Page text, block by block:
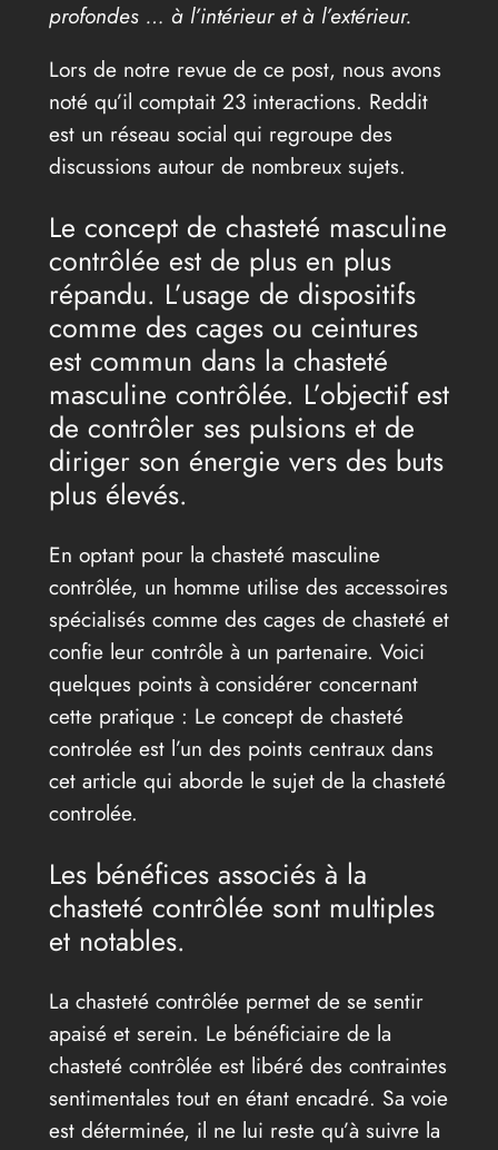
profondes … à l’intérieur et à l’extérieur.
Lors de notre revue de ce post, nous avons
noté qu’il comptait 23 interactions. Reddit
est un réseau social qui regroupe des
discussions autour de nombreux sujets.
Le concept de chasteté masculine
contrôlée est de plus en plus
répandu. L’usage de dispositifs
comme des cages ou ceintures
est commun dans la chasteté
masculine contrôlée. L’objectif est
de contrôler ses pulsions et de
diriger son énergie vers des buts
plus élevés.
En optant pour la chasteté masculine
contrôlée, un homme utilise des accessoires
spécialisés comme des cages de chasteté et
confie leur contrôle à un partenaire. Voici
quelques points à considérer concernant
cette pratique : Le concept de chasteté
controlée est l’un des points centraux dans
cet article qui aborde le sujet de la chasteté
controlée.
Les bénéfices associés à la
chasteté contrôlée sont multiples
et notables.
La chasteté contrôlée permet de se sentir
apaisé et serein. Le bénéficiaire de la
chasteté contrôlée est libéré des contraintes
sentimentales tout en étant encadré. Sa voie
est déterminée, il ne lui reste qu’à suivre la